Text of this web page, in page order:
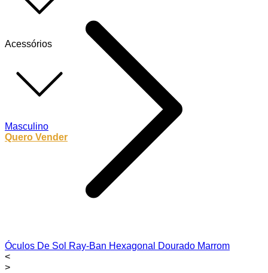
Acessórios
Masculino
Quero Vender
Óculos De Sol Ray-Ban Hexagonal Dourado Marrom
<
>